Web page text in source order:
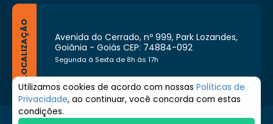
LOCALIZAÇÃO
Avenida do Cerrado, nº 999, Park Lozandes,
Goiânia - Goiás CEP: 74884-092
Segunda à Sexta de 8h às 17h
Utilizamos cookies de acordo com nossas Políticas de
Privacidade, ao continuar, você concorda com estas
condições.